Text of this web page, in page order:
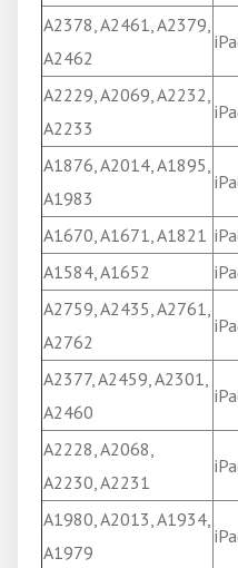
A2378, A2461, A2379,
A2462
A2229, A2069, A2232,
A2233
A1876, A2014, A1895,
A1983
A1670, A1671, A1821
A1584, A1652
A2759, A2435, A2761,
A2762
A2377, A2459, A2301,
A2460
A2228, A2068,
A2230, A2231
A1980, A2013, A1934,
A1979